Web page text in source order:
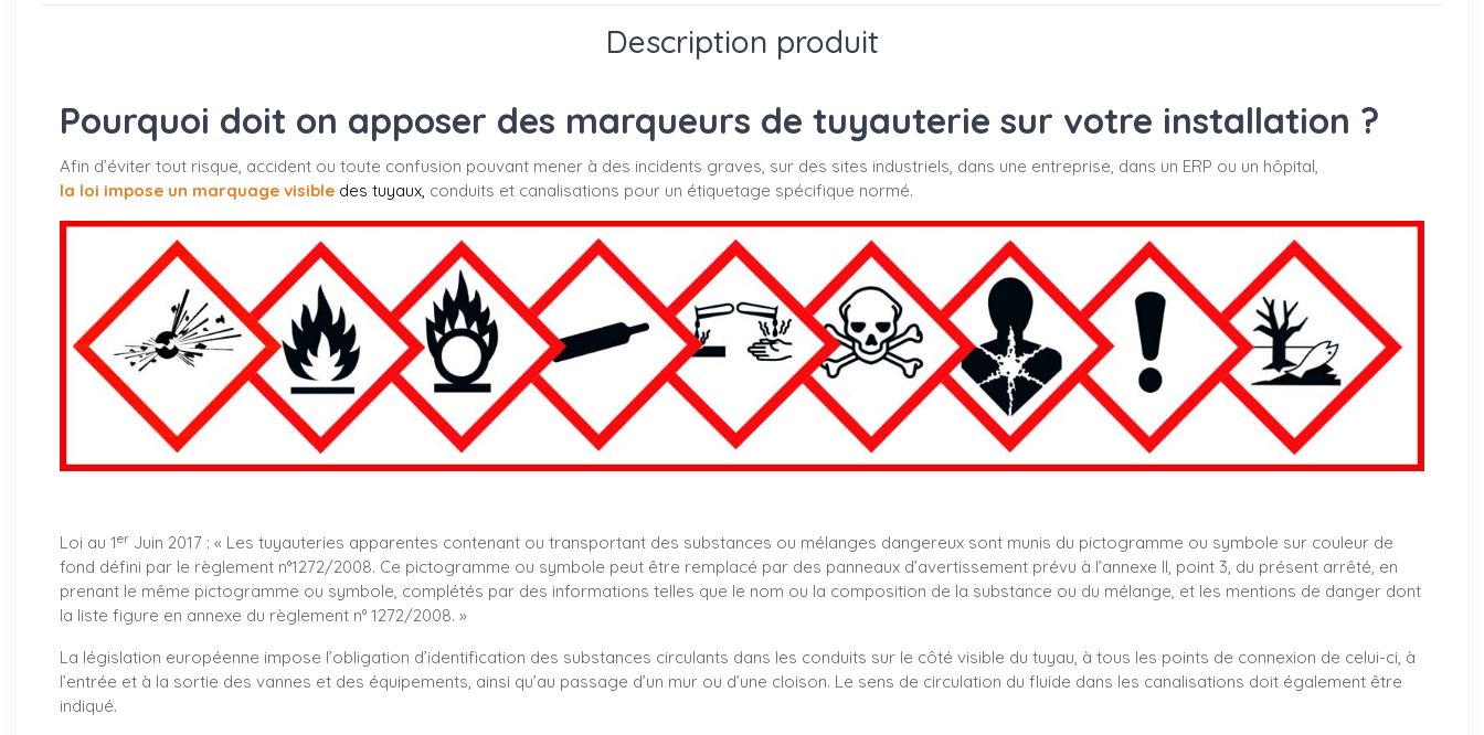
Description produit
Pourquoi doit on apposer des marqueurs de tuyauterie sur votre installation ?
Afin d’éviter tout risque, accident ou toute confusion pouvant mener à des incidents graves, sur des sites industriels, dans une entreprise, dans un ERP ou un hôpital,
la loi impose un marquage visible des tuyaux, conduits et canalisations pour un étiquetage spécifique normé.
Loi au 1er Juin 2017 : « Les tuyauteries apparentes contenant ou transportant des substances ou mélanges dangereux sont munis du pictogramme ou symbole sur couleur de
fond défini par le règlement n°1272/2008. Ce pictogramme ou symbole peut être remplacé par des panneaux d’avertissement prévu à l’annexe II, point 3, du présent arrêté, en
prenant le même pictogramme ou symbole, complétés par des informations telles que le nom ou la composition de la substance ou du mélange, et les mentions de danger dont
la liste figure en annexe du règlement n° 1272/2008. »
La législation européenne impose l’obligation d’identification des substances circulants dans les conduits sur le côté visible du tuyau, à tous les points de connexion de celui-ci, à
l’entrée et à la sortie des vannes et des équipements, ainsi qu’au passage d’un mur ou d’une cloison. Le sens de circulation du fluide dans les canalisations doit également être
indiqué.